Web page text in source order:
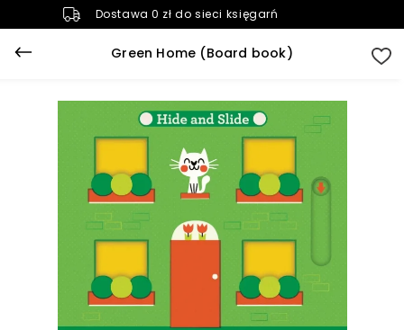
Dostawa 0 zł do sieci księgarń
Green Home (Board book)